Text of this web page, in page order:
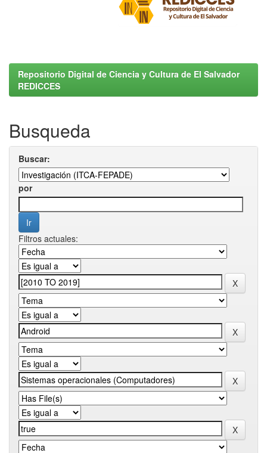
Repositorio Digital de Ciencia y Cultura de El Salvador
REDICCES
Busqueda
Buscar:
por
Filtros actuales: